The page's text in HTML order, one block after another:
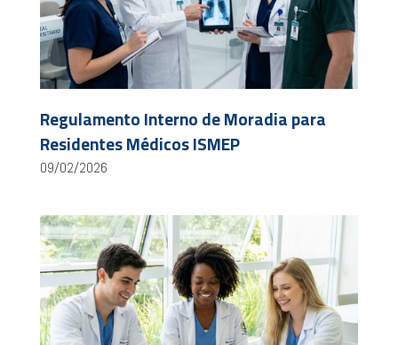
Regulamento Interno de Moradia para
Residentes Médicos ISMEP
09/02/2026